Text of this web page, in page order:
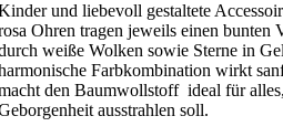
und liebevoll gestaltete
Ohren tragen jeweils einen bunten
weiße Wolken sowie Sterne in
Farbkombination wirkt
den Baumwollstoff ideal für
ausstrahlen soll.